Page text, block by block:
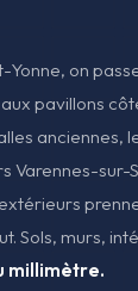
Yonne, on
pavillons
anciennes,
Varennes-sur-
Sols, murs,
millimètre.